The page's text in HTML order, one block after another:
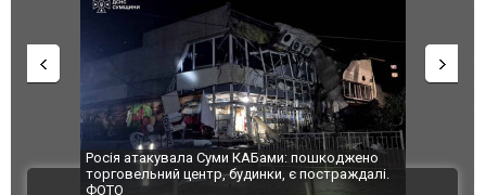
Росія атакувала Суми КАБами: пошкоджено
торговельний центр, будинки, є постраждалі.
ФОТО
під час
ВІДЕО